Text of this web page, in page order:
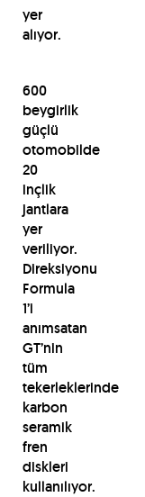
yer
alıyor.
600
beygirlik
güçlü
otomobilde
20
inçlik
jantlara
yer
veriliyor.
Direksiyonu
Formula
1’i
anımsatan
GT’nin
tüm
tekerleklerinde
karbon
seramik
fren
diskleri
kullanılıyor.